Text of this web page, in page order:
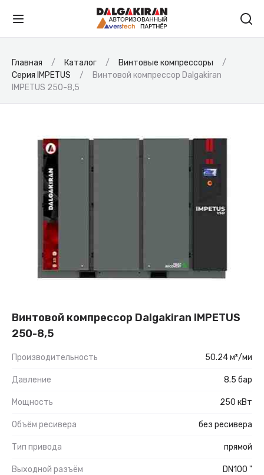
Главная Каталог
Винтовые компрессоры
Серия IMPETUS
Винтовой компрессор Dalgakiran
IMPETUS 250-8,5
Винтовой компрессор Dalgakiran IMPETUS
250-8,5
Производительность 50.24 м³/ми
Давление 8.5 бар
Мощность 250 кВт
Объём ресивера без ресивера
Тип привода прямой
Выходной разъём DN100 "